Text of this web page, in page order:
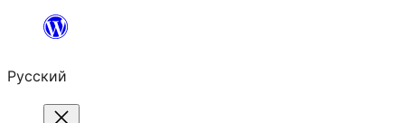
Перейти
содержимому
Русский